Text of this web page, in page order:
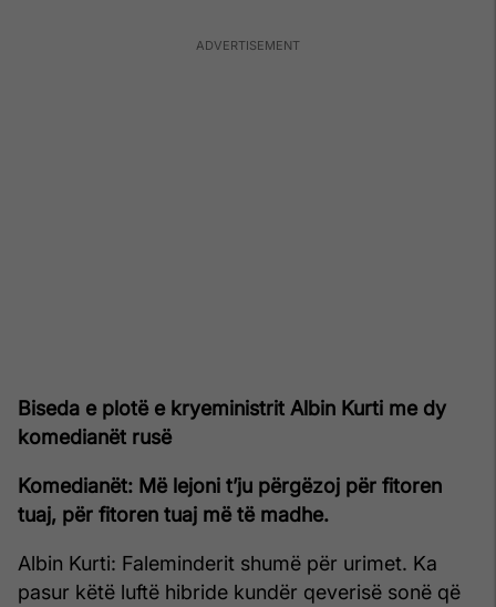
Biseda e plotë e kryeministrit Albin Kurti me dy
komedianët rusë
Komedianët: Më lejoni t’ju përgëzoj për fitoren
tuaj, për fitoren tuaj më të madhe.
Albin Kurti: Faleminderit shumë për urimet. Ka
pasur këtë luftë hibride kundër qeverisë sonë që